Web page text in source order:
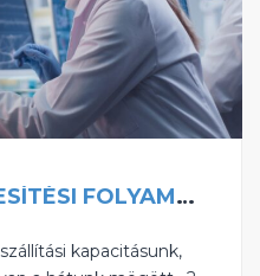
INTEGRÁLT ÉRTÉKESÍTÉSI FOLYAMAT-AUTOMATIZÁLÁS A RENDELÉSTŐL A SZÁMLÁZÁSIG
kapacitásunk,